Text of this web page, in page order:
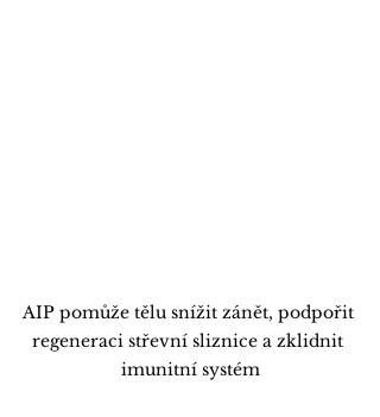
AIP pomůže tělu snížit zánět, podpořit
regeneraci střevní sliznice a zklidnit
imunitní systém